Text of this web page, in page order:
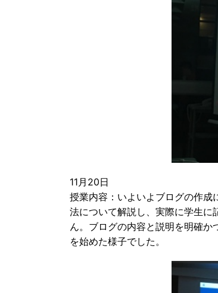
11月20日
授業内容：いよいよブログの作成
法について解説し、実際に学生
ん。ブログの内容と説明を明確か
を始めた様子でした。